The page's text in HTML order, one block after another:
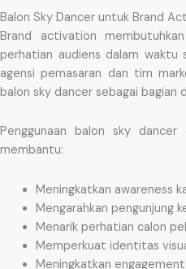
Balon Sky Dancer untuk Brand
Brand activation
perhatian audiens dalam waktu
agensi pemasaran dan tim
balon sky dancer sebagai bagian
Penggunaan balon sky
membantu:
Meningkatkan awareness
Mengarahkan pengunjung
Menarik perhatian calon
Memperkuat identitas
Meningkatkan